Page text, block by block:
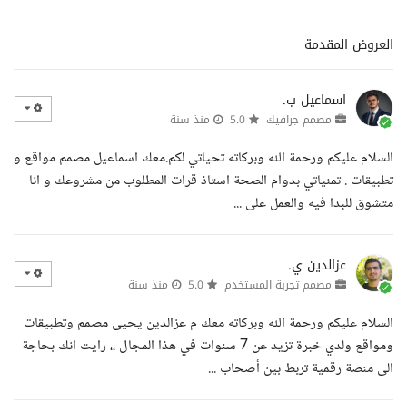
العروض المقدمة
اسماعيل ب.
مصمم جرافيك منذ سنة
السلام عليكم ورحمة الله وبركاته تحياتي لكم.معك اسماعيل مصمم مواقع و
تطبيقات . تمنياتي بدوام الصحة استاذ قرات المطلوب من مشروعك و انا
متشوق للبدا فيه والعمل على ...
عزالدين ي.
مصمم تجربة المستخدم منذ سنة
السلام عليكم ورحمة الله وبركاته معك م عزالدين يحيى مصمم وتطبيقات
ومواقع ولدي خبرة تزيد عن 7 سنوات في هذا المجال ،، رايت انك بحاجة
الى منصة رقمية تربط بين أصحاب ...